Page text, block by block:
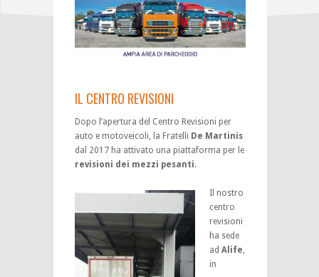
IL CENTRO REVISIONI
Dopo l’apertura del Centro Revisioni per
auto e motoveicoli, la Fratelli De Martinis
dal 2017 ha attivato una piattaforma per le
revisioni dei mezzi pesanti.
Il nostro
centro
revisioni
ha sede
ad Alife,
in